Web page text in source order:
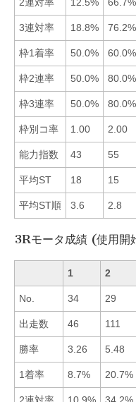
3連対率 18.8% 76.2%
枠1着率 50.0% 60.0%
枠2連率 50.0% 80.0%
枠3連率 50.0% 80.0%
枠別コ率 1.00 2.00
能力指数 43 55
平均ST 18 15
平均ST順 3.6 2.8
3Rモータ成績 (使用
1 2
No. 34 29
出走数 46 111
勝率 3.26 5.48
1着率 8.7% 20.7%